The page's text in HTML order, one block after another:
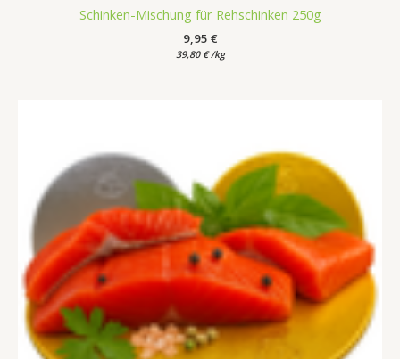
Schinken-Mischung für Rehschinken 250g
9,95 €
39,80 € /kg